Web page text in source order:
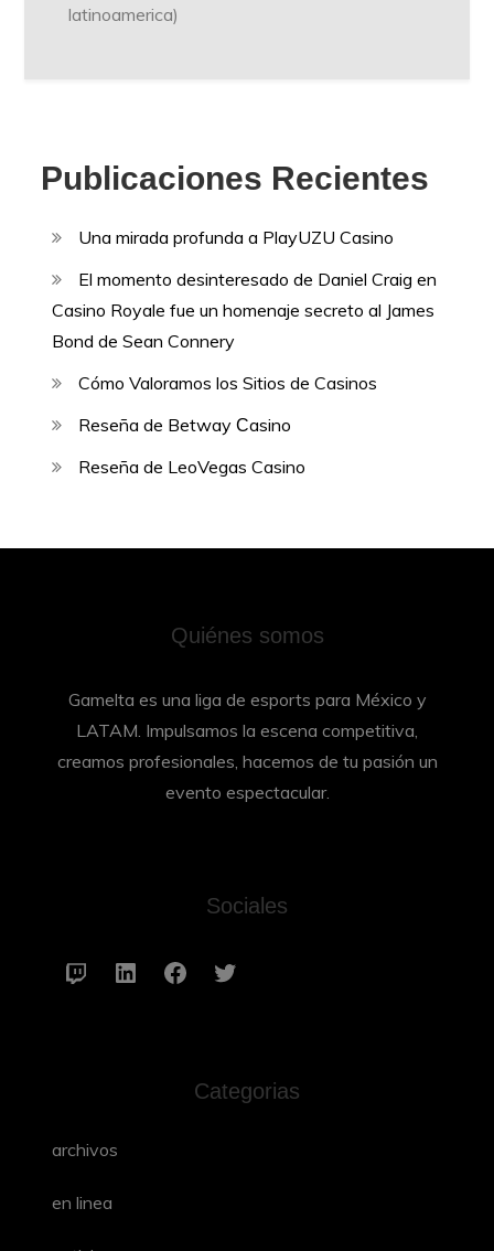
latinoamerica)
Publicaciones Recientes
Una mirada profunda a PlayUZU Casino
El momento desinteresado de Daniel Craig en
Casino Royale fue un homenaje secreto al James
Bond de Sean Connery
Cómo Valoramos los Sitios de Casinos
Reseña de Betway Сasino
Reseña de LeoVegas Casino
Quiénes somos
Gamelta es una liga de esports para México y
LATAM. Impulsamos la escena competitiva,
creamos profesionales, hacemos de tu pasión un
evento espectacular.
Sociales
TwitchLinkedInFacebook
Twitter
Categorias
archivos
en linea